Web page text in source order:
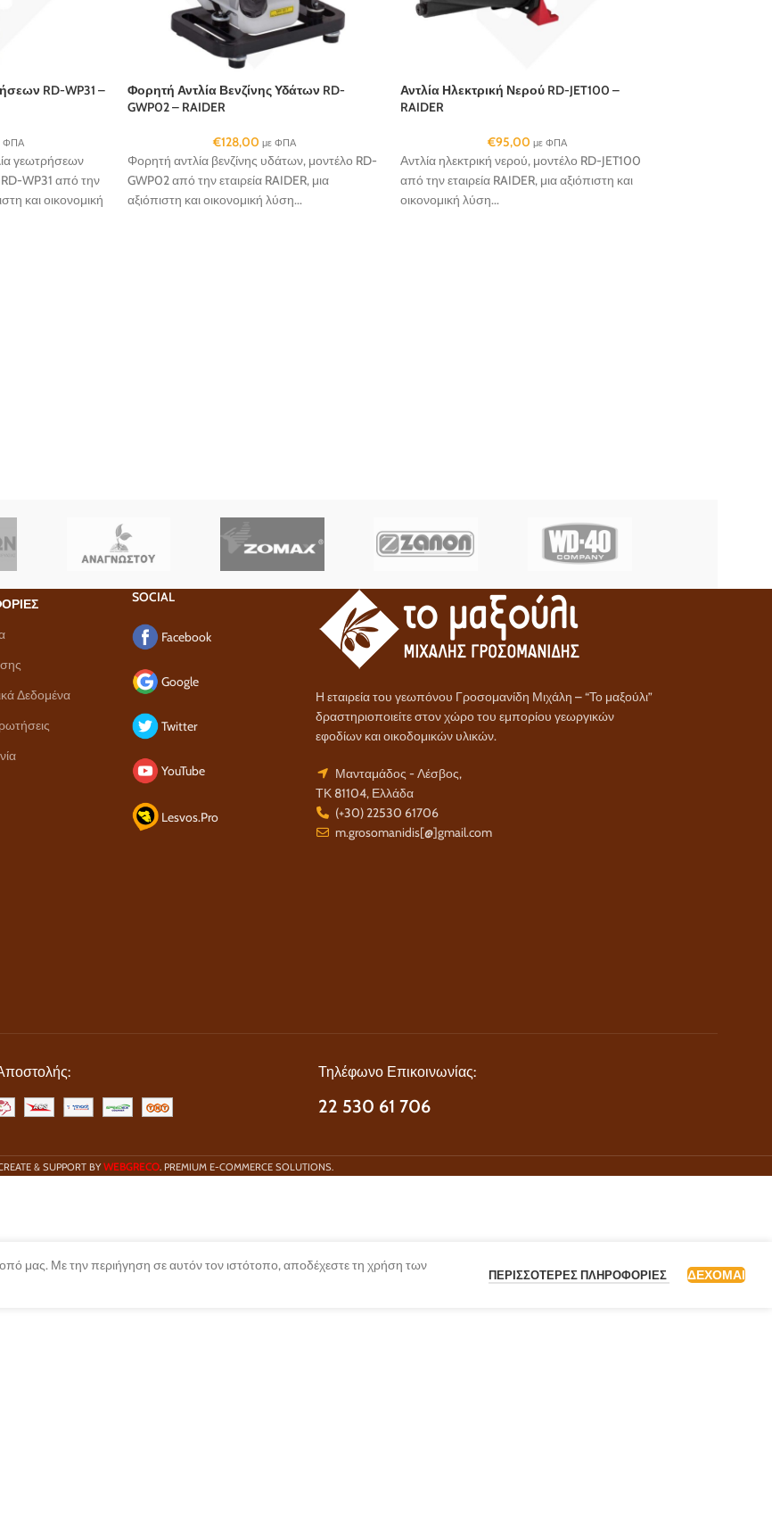
RD-WP31 –
ΦΠΑ
γεωτρήσεων
WP31 από την
και οικονομική
Φορητή Αντλία Βενζίνης Υδάτων RD-
GWP02 – RAIDER
€128,00 με ΦΠΑ
Φορητή αντλία βενζίνης υδάτων, μοντέλο RD-
GWP02 από την εταιρεία RAIDER, μια
αξιόπιστη και οικονομική λύση...
Αντλία Ηλεκτρική Νερού RD-JET100 –
RAIDER
€95,00 με ΦΠΑ
Αντλία ηλεκτρική νερού, μοντέλο RD-JET100
από την εταιρεία RAIDER, μια αξιόπιστη και
οικονομική λύση...
Δεδομένα
SOCIAL
Facebook
Google
Twitter
YouTube
Lesvos.Pro
Η εταιρεία του γεωπόνου Γροσομανίδη Μιχάλη – “Το μαξούλι”
δραστηριοποιείτε στον χώρο του εμπορίου γεωργικών
εφοδίων και οικοδομικών υλικών.
Μανταμάδος - Λέσβος,
ΤΚ 81104, Ελλάδα
(+30) 22530 61706
m.grosomanidis[@]gmail.com
Τηλέφωνο Επικοινωνίας:
22 530 61 706
& SUPPORT BYWEBGRECO. PREMIUM E-COMMERCE SOLUTIONS.
μας. Με την περιήγηση σε αυτόν τον ιστότοπο, αποδέχεστε τη χρήση των
ΠΕΡΙΣΣΌΤΕΡΕΣ ΠΛΗΡΟΦΟΡΊΕΣ ΔΈΧΟΜΑΙ